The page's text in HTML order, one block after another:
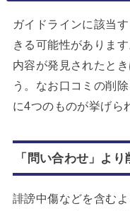
ガイドラインに該当
きる可能性がありま
内容が発見されたと
う。なお口コミの削
に4つのものが挙げら
「問い合わせ」よ
誹謗中傷などを含む